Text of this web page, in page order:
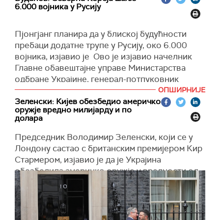
"Како бисмо зауставили све војне акције,
зауставили кризу и постигли споразуме који су
од интереса за све стране укључене у овај
сукоб. Како бисмо створили дугорочне
услове за мир између наших земаља, у Европи
и у свету у целини. Ако у следећој фази
постигнемо споразуме у области контроле
над стратешким офанзивним оружјем",
нагласио је руски лидер.
(Известија)
6.000 војника у Русију
Пјонгјанг планира да у блиској будућности
пребаци додатне трупе у Русију, око 6.000
војника, изјавио је Ово је изјавио начелник
Главне обавештајне управе Министарства
одбране Украјине, генерал-потпуковник
Кирил Буданов, у разговору за Тхе Јапан
Тимес.
Према његовим речима, ДНРК такође планира
јединица своје опреме, укључујући главне
борбене тенкове М2010 (Чонма-Д) и оклопне
транспортере БТР-80, наводно ради
обављања инжењеријских радова.
"Неки од њих могу заиста бити укључени у
разминирање и изградњу утврђења, али да ли
ће сви то радити?", упозорио је Буданов.
ОПШИРНИЈЕ
Зеленски: Кијев обезбедио америчко
оружје вредно милијарду и по
долара
Председник Володимир Зеленски, који се у
Лондону састао с британским премијером Кир
Стармером, изјавио је да је Украјина
обезбедила америчко оружје у вредности од
милијарду и по долара које су купили
европски савезници.
У саопштењу канцеларије Стармера наводи се